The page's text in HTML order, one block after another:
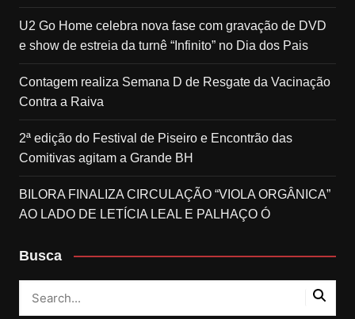
U2 Go Home celebra nova fase com gravação de DVD
e show de estreia da turnê “Infinito” no Dia dos Pais
Contagem realiza Semana D de Resgate da Vacinação
Contra a Raiva
2ª edição do Festival de Piseiro e Encontrão das
Comitivas agitam a Grande BH
BILORA FINALIZA CIRCULAÇÃO “VIOLA ORGÂNICA”
AO LADO DE LETÍCIA LEAL E PALHAÇO Ó
Busca